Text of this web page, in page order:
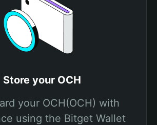
Store your OCH
your OCH(OCH) with
using the Bitget Wallet